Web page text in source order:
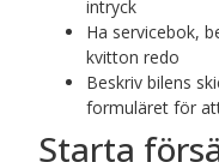
intryck
Ha servicebok,
kvitton redo
Beskriv bilens
formuläret för
Starta